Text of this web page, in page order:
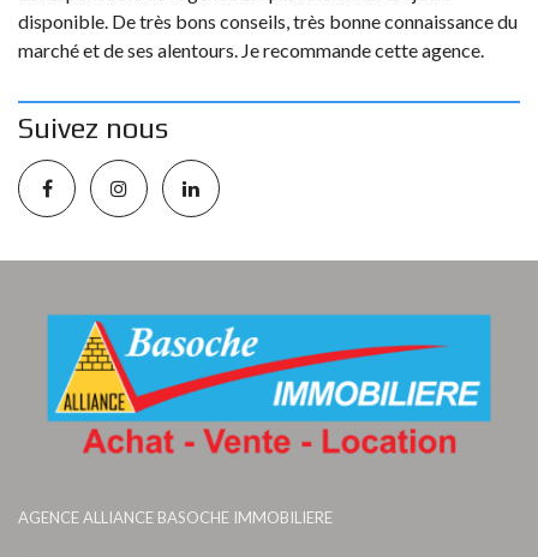
disponible. De très bons conseils, très bonne connaissance du
marché et de ses alentours. Je recommande cette agence.
Suivez nous
AGENCE ALLIANCE BASOCHE IMMOBILIERE